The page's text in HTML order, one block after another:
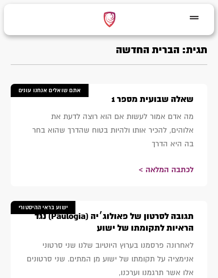
תגית: הברית החדשה
אתם שואלים אנחנו עונים
שאלה שבועית מספר 1
מה אדם אמור לעשות אם הוא רוצה לדעת את
אלוהים, להכיר אותו ולהיות בטוח שהדרך שהוא בחר
בה היא הדרך
לכתבה המלאה >
ישוע בראי ההיסטורי
תגובה לסרטון של פאולוג׳יה (Paulogia) נגד
הראיות לתקומתו של ישוע
לאחרונה פרסמנו בערוץ היוטיוב שלנו שני סרטוני
אנימציה על תקומתו של ישוע מן המתים. שני סרטונים
אלו אשר תרגמנו וערכנו,